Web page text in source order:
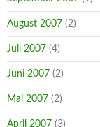
August 2007 (2)
Juli 2007 (4)
Juni 2007 (2)
Mai 2007 (2)
April 2007 (3)